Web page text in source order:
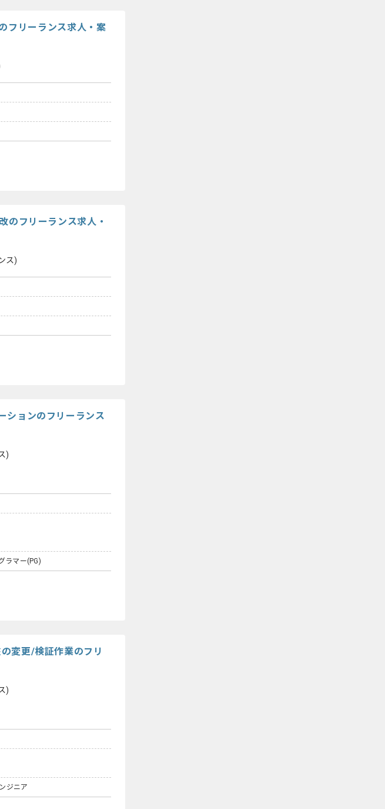
フリーランス求人・案
フリーランス求人・
ス)
ションのフリーランス
)
ラマー(PG)
変更/検証作業のフリ
)
ジニア